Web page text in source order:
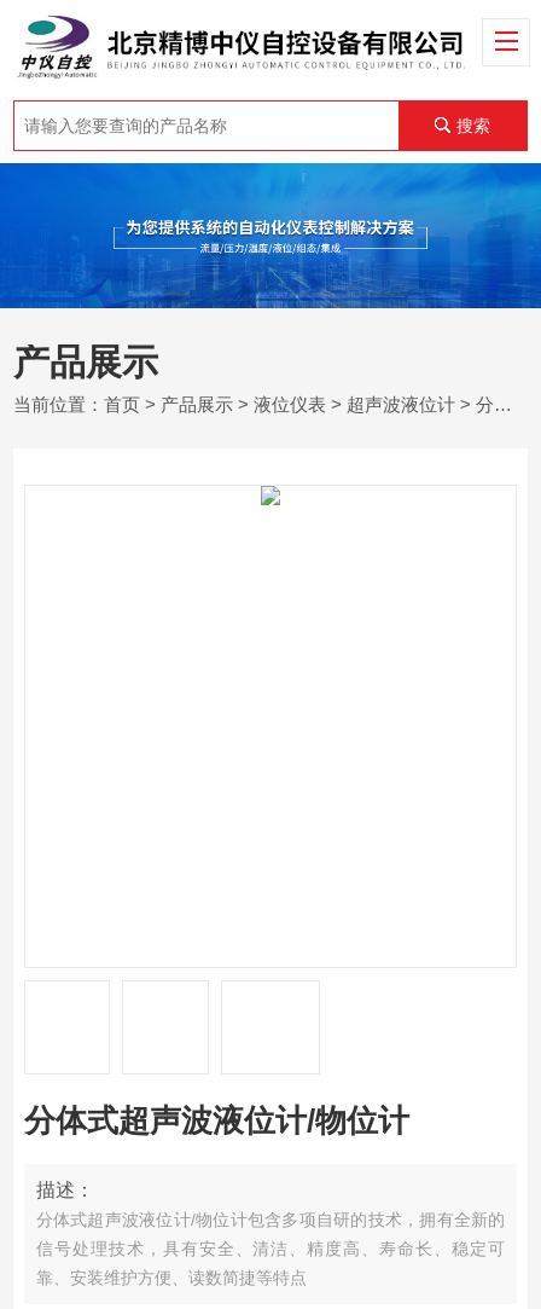
搜索
产品展示
当前位置：首页 > 产品展示 >液位仪表 > 超声波液位计 > 分体式超声波液位计/物位计
分体式超声波液位计/物位计
描述：
分体式超声波液位计/物位计包含多项自研的技术，拥有全新的
信号处理技术，具有安全、清洁、精度高、寿命长、稳定可
靠、安装维护方便、读数简捷等特点